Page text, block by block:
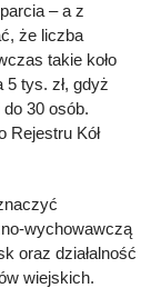
– a z
że liczba
takie koło
tys. zł, gdyż
30 osób.
Rejestru Kół
wychowawczą
oraz działalność
wiejskich.